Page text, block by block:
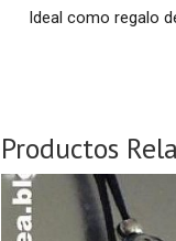
Ideal como regalo
Productos